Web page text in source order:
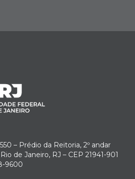
– Prédio da Reitoria, 2º andar
de Janeiro, RJ – CEP 21941-901
9600